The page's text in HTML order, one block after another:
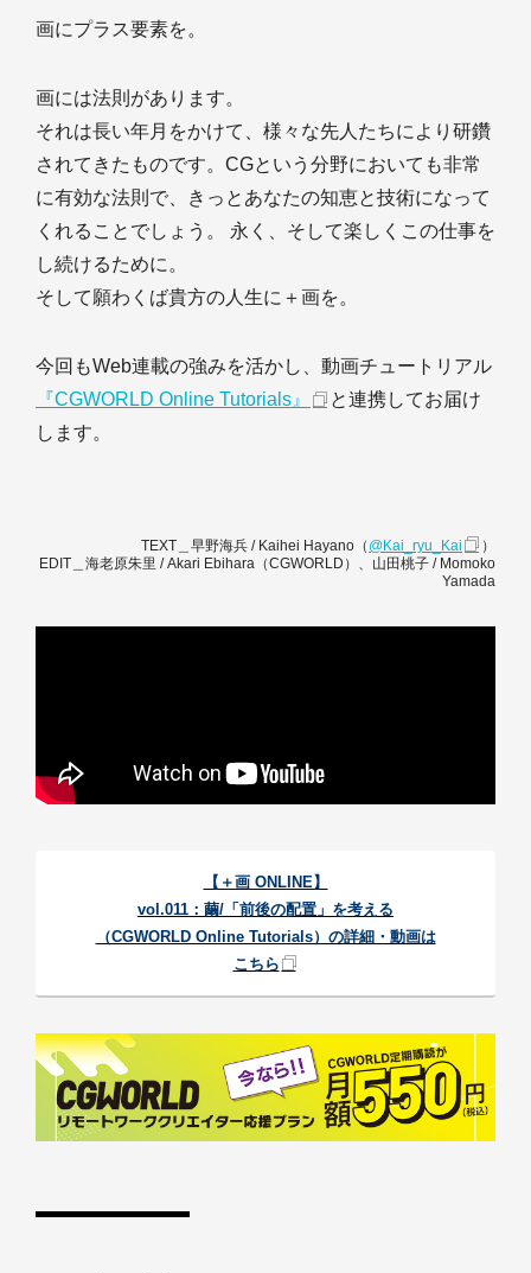
画にプラス要素を。
画には法則があります。
それは長い年月をかけて、様々な先人たちにより研鑽
されてきたものです。CGという分野においても非常
に有効な法則で、きっとあなたの知恵と技術になって
くれることでしょう。 永く、そして楽しくこの仕事を
し続けるために。
そして願わくば貴方の人生に＋画を。
今回もWeb連載の強みを活かし、動画チュートリアル
『CGWORLD Online Tutorials』
と連携してお届け
します。
TEXT＿早野海兵 / Kaihei Hayano（ @Kai_ryu_Kai
）
EDIT＿海老原朱里 / Akari Ebihara（CGWORLD）、山田桃子 / Momoko
Yamada
【＋画 ONLINE】
vol.011：繭/「前後の配置」を考える
（CGWORLD Online Tutorials）の詳細・動画は
こちら